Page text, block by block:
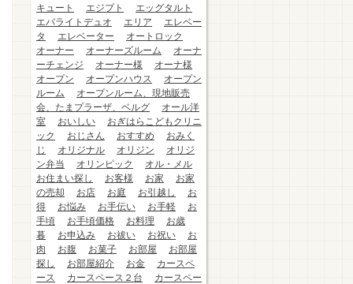
キュート
エジプト
エッグタルト
エバライトデュオ
エリア
エレベー
タ
エレベーター
オートロック
オーナー
オーナーズルーム
オーナ
ーチェンジ
オーナー様
オーナ様
オープン
オープンハウス
オープン
ルーム
オープンルーム、現地販売
会、たまプラーザ、ベルグ
オール洋
室
おいしい
おぎはらこどもクリニ
ック
おじさん おすすめ
おみく
じ
オリジナル オリジン
オリジ
ン弁当
オリンピック
オル・メル
お住まい探し
お客様 お家
お家
の売却
お店 お庭 お引越し
お
得
お悩み お手伝い お手軽
お
手頃
お手頃価格 お料理
お歳
暮
お申込み お祓い お祝い
お
肉
お腹 お菓子 お部屋
お部屋
探し
お部屋紹介 お金
カースペ
ース
カースペース２台
カースペー